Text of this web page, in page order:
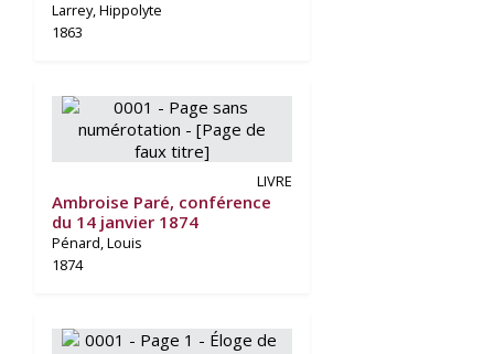
Larrey, Hippolyte
1863
LIVRE
Ambroise Paré, conférence
du 14 janvier 1874
Pénard, Louis
1874